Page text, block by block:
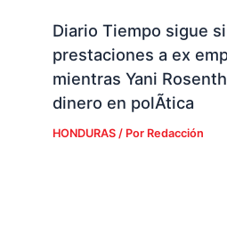
Diario Tiempo sigue
prestaciones a ex
mientras Yani
dinero en polÃ­tica
HONDURAS/ Por Redacción